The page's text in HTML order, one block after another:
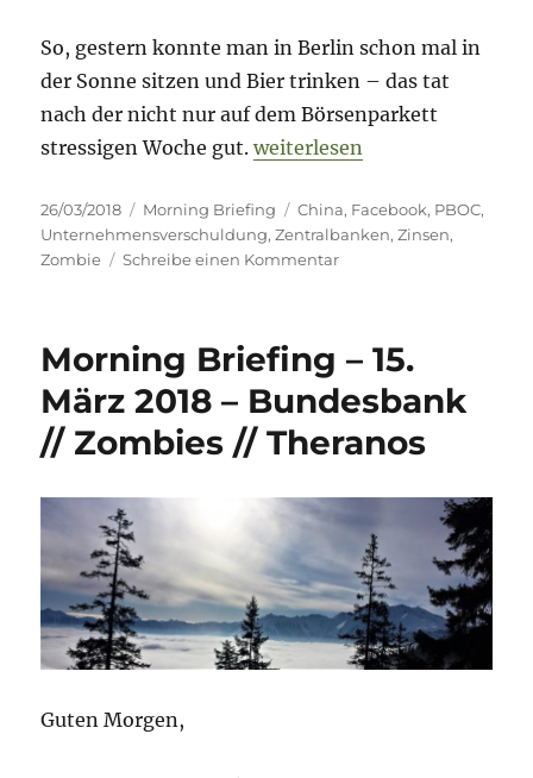
So, gestern konnte man in Berlin schon mal in
der Sonne sitzen und Bier trinken – das tat
nach der nicht nur auf dem Börsenparkett
stressigen Woche gut.„Morning Briefing – 26.
weiterlesen
Veröffentlicht
am
26/03/2018 Kategorien
Morning Briefing Schlagwörter
China, Facebook, PBOC,
Unternehmensverschuldung,Zentralbanken,Zinsen,
Zombie
Schreibe einen Kommentarzu
26.
März
2018
–
China
Facebook
Morning Briefing – 15.
März 2018 – Bundesbank
// Zombies // Theranos
Guten Morgen,